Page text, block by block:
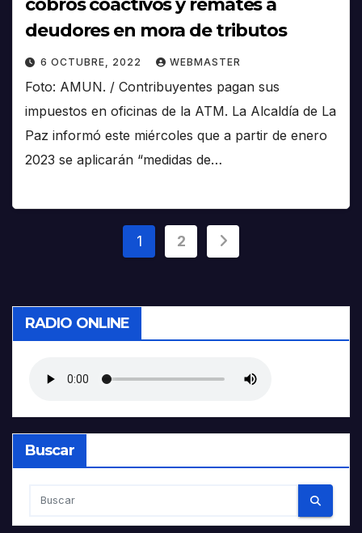
deudores en mora de tributos
6 OCTUBRE, 2022 WEBMASTER
Foto: AMUN. / Contribuyentes pagan sus
impuestos en oficinas de la ATM. La Alcaldía de La
Paz informó este miércoles que a partir de enero
2023 se aplicarán “medidas de…
Paginación
entradas
1 2
RADIO ONLINE
Buscar